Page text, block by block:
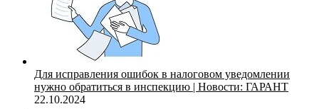
Для исправления ошибок в налоговом уведомлении
нужно обратиться в инспекцию | Новости: ГАРАНТ
22.10.2024